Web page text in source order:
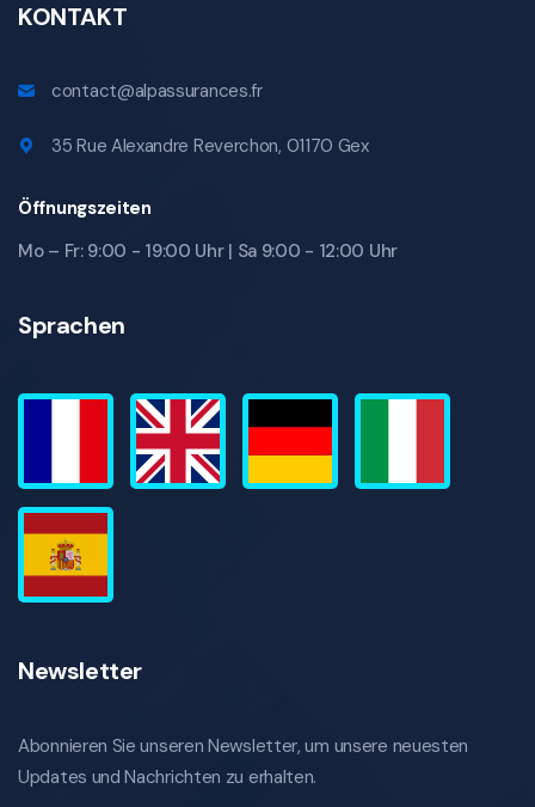
KONTAKT
contact@alpassurances.fr
35 Rue Alexandre Reverchon, 01170 Gex
Öffnungszeiten
Mo – Fr: 9:00 - 19:00 Uhr | Sa 9:00 - 12:00 Uhr
Sprachen
Newsletter
Abonnieren Sie unseren Newsletter, um unsere neuesten
Updates und Nachrichten zu erhalten.